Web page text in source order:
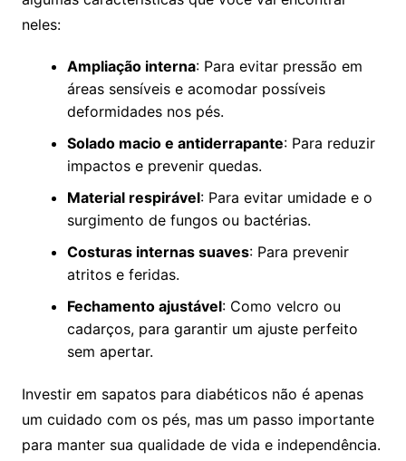
neles:
Ampliação interna: Para evitar pressão em
áreas sensíveis e acomodar possíveis
deformidades nos pés.
Solado macio e antiderrapante: Para reduzir
impactos e prevenir quedas.
Material respirável: Para evitar umidade e o
surgimento de fungos ou bactérias.
Costuras internas suaves: Para prevenir
atritos e feridas.
Fechamento ajustável: Como velcro ou
cadarços, para garantir um ajuste perfeito
sem apertar.
Investir em sapatos para diabéticos não é apenas
um cuidado com os pés, mas um passo importante
para manter sua qualidade de vida e independência.